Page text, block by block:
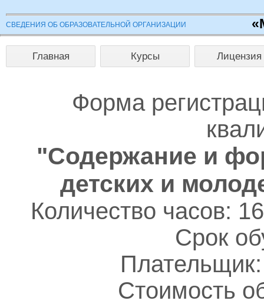
СВЕДЕНИЯ ОБ ОБРАЗОВАТЕЛЬНОЙ ОРГАНИЗАЦИИ
Главная Курсы Лицензия
Форма
"Содержание и
детских и
Количество часов:
Срок
Стоимость